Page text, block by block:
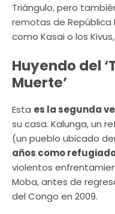
Triángulo, pero
remotas de
como Kasai o los
Huyendo del
Muerte’
Esta es la segunda
su casa. Kalunga, un
(un pueblo ubicado
años como
violentos
Moba, antes de
del Congo en 2009.